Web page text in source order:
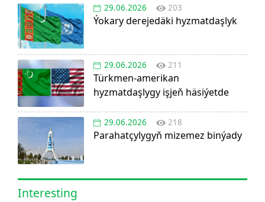
29.06.2026 203
Ýokary derejedäki hyzmatdaşlyk
29.06.2026 211
Türkmen-amerikan
hyzmatdaşlygy işjeň häsiýetde
29.06.2026 218
Parahatçylygyň mizemez binýady
Interesting